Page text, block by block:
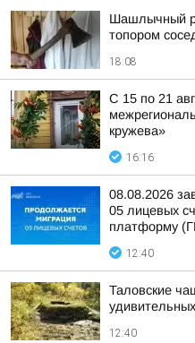
Шашлычный
топором
18:08
С 15 по 21
кружева»
16:16
08.08.2026
05 лицевых
платформу
12:40
Таловские
12:40